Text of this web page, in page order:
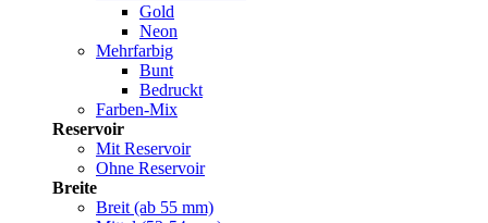
Gold
Neon
Mehrfarbig
Bunt
Bedruckt
Farben-Mix
Reservoir
Mit Reservoir
Ohne Reservoir
Breite
Breit (ab 55 mm)